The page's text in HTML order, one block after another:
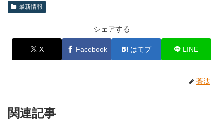
最新情報
シェアする
X Facebook はてブ LINE
蒼汰
関連記事